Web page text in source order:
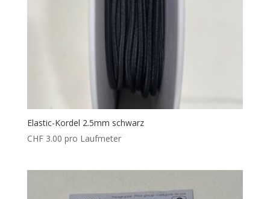
Elastic-Kordel 2.5mm schwarz
CHF3.00 pro Laufmeter